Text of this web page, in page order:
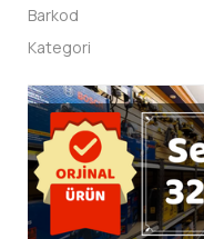
Barkod
Kategori